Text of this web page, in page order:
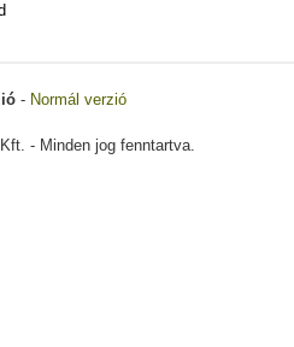
- Normál verzió
- Minden jog fenntartva.